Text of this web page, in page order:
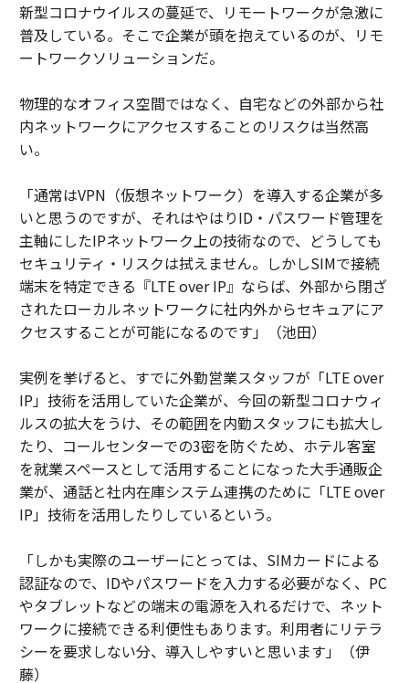
新型コロナウイルスの蔓延で、リモートワークが急激に
普及している。そこで企業が頭を抱えているのが、リモ
ートワークソリューションだ。
物理的なオフィス空間ではなく、自宅などの外部から社
内ネットワークにアクセスすることのリスクは当然高
い。
「通常はVPN（仮想ネットワーク）を導入する企業が多
いと思うのですが、それはやはりID・パスワード管理を
主軸にしたIPネットワーク上の技術なので、どうしても
セキュリティ・リスクは拭えません。しかしSIMで接続
端末を特定できる『LTE over IP』ならば、外部から閉ざ
されたローカルネットワークに社内外からセキュアにア
クセスすることが可能になるのです」（池田）
実例を挙げると、すでに外勤営業スタッフが「LTE over
IP」技術を活用していた企業が、今回の新型コロナウィ
ルスの拡大をうけ、その範囲を内勤スタッフにも拡大し
たり、コールセンターでの3密を防ぐため、ホテル客室
を就業スペースとして活用することになった大手通販企
業が、通話と社内在庫システム連携のために「LTE over
IP」技術を活用したりしているという。
「しかも実際のユーザーにとっては、SIMカードによる
認証なので、IDやパスワードを入力する必要がなく、PC
やタブレットなどの端末の電源を入れるだけで、ネット
ワークに接続できる利便性もあります。利用者にリテラ
シーを要求しない分、導入しやすいと思います」（伊
藤）